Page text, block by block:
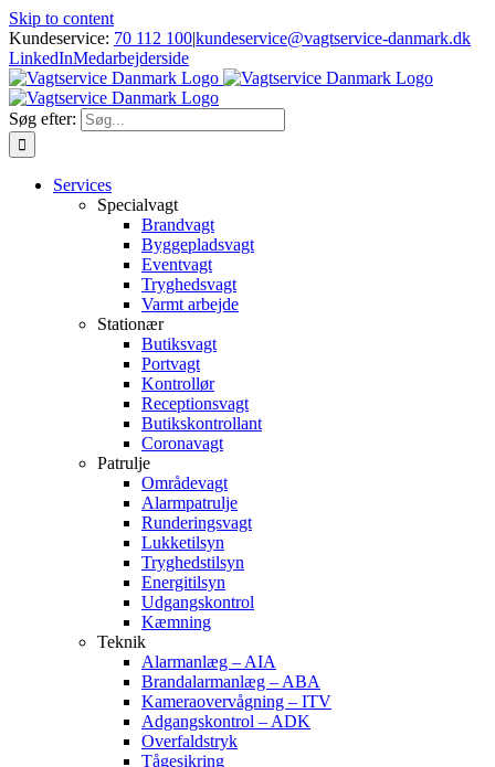
Skip to content
Kundeservice: 70 112 100|kundeservice@vagtservice-danmark.dk
LinkedInMedarbejderside
Søg efter:
Services
Specialvagt
Brandvagt
Byggepladsvagt
Eventvagt
Tryghedsvagt
Varmt arbejde
Stationær
Butiksvagt
Portvagt
Kontrollør
Receptionsvagt
Butikskontrollant
Coronavagt
Patrulje
Områdevagt
Alarmpatrulje
Runderingsvagt
Lukketilsyn
Tryghedstilsyn
Energitilsyn
Udgangskontrol
Kæmning
Teknik
Alarmanlæg – AIA
Brandalarmanlæg – ABA
Kameraovervågning – ITV
Adgangskontrol – ADK
Overfaldstryk
Tågesikring